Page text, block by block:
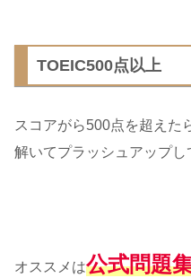
TOEIC500点以上
スコアがら500点を超えた
解いてプラッシュアップし
オススメは公式問題